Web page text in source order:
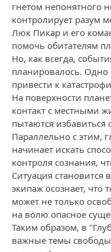
гнетом непонятного
контролирует разум
Люк Пикар и его
помочь обитателям
Но, как всегда,
планировалось.
привести к
На поверхности
контакт с местными
пытаются избавиться
Параллельно с этим,
начинает искать
контроля сознания,
Ситуация становится
экипаж осознает, что
может не только
на волю опасное
Таким образом, в
важные темы